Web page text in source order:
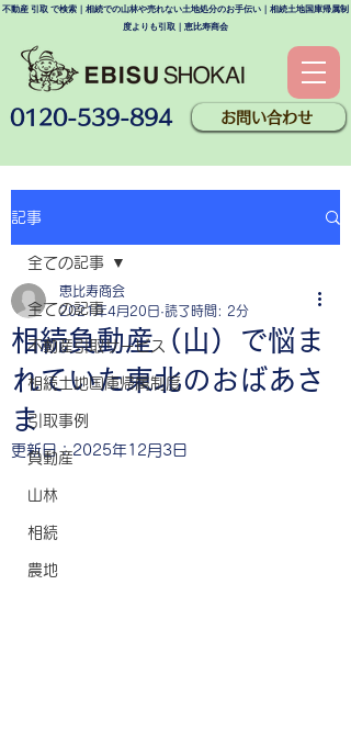
不動産 引取 で検索｜相続での山林や売れない土地処分のお手伝い｜相続土地国庫帰属制
度よりも引取｜恵比寿商会
0120-539-894 お問い合わせ
記事
全ての記事
不動産引取サービス
相続土地国庫帰属制度
引取事例
負動産
山林
相続
農地
全ての記事
相続負動産（山）で悩ま
れていた東北のおばあさ
ま
恵比寿商会
2021年4月20日 読了時間: 2分
更新日：2025年12月3日